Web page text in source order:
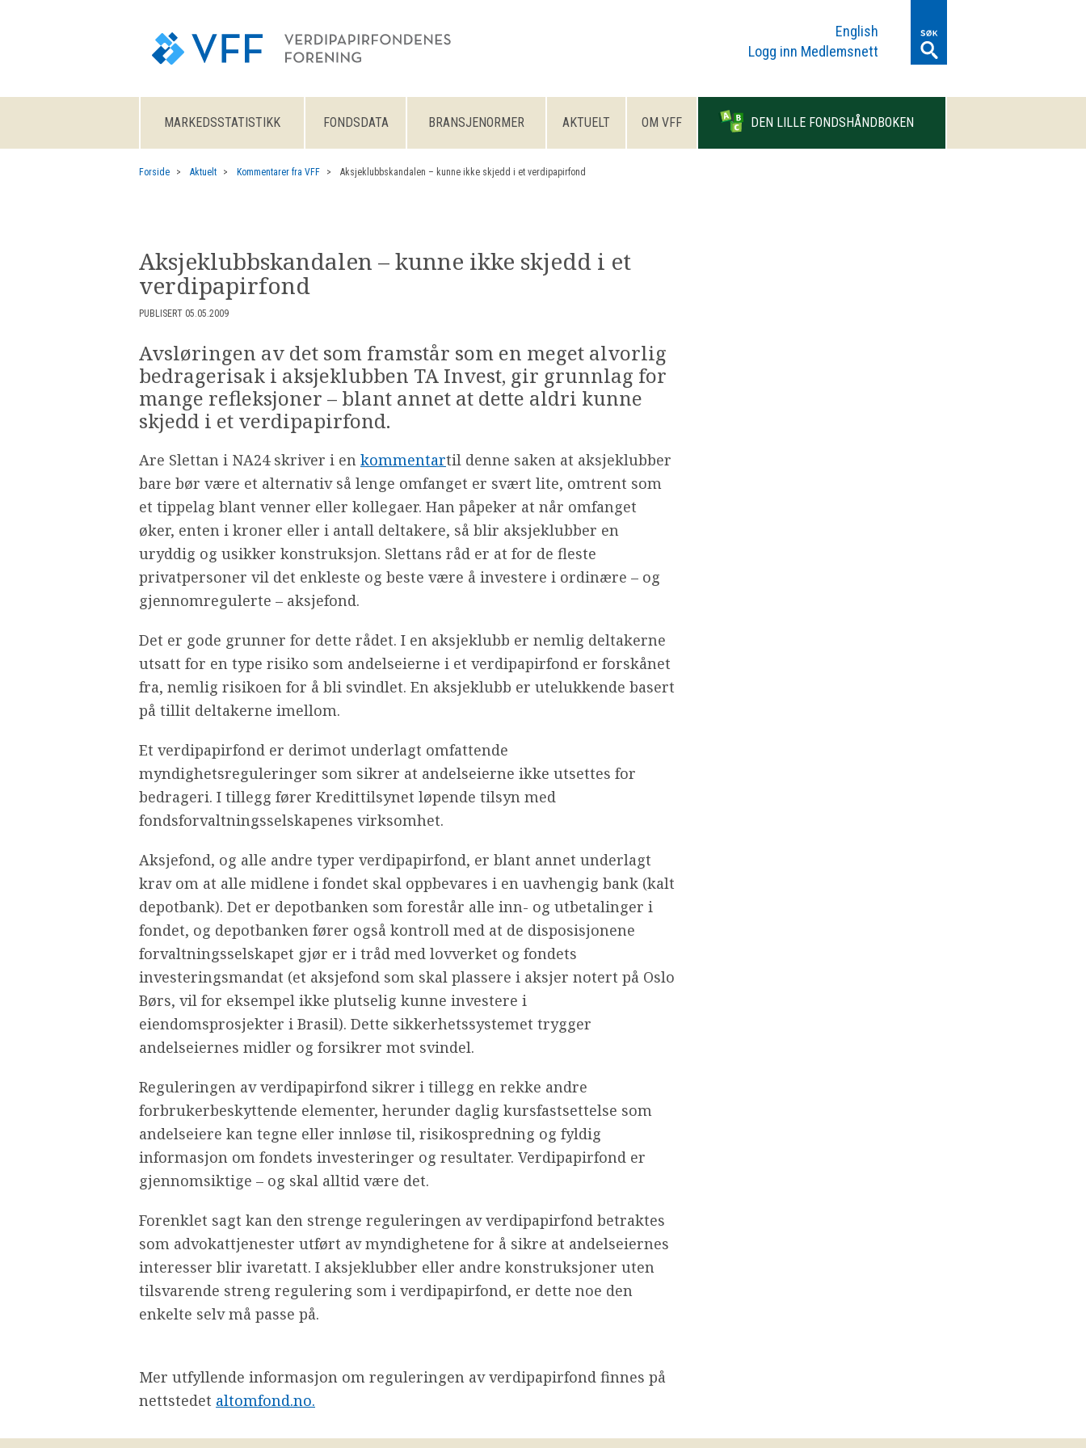
English
Logg inn Medlemsnett
MARKEDSSTATISTIKK FONDSDATA BRANSJENORMER AKTUELT OM VFF DEN LILLE FONDSHÅNDBOKEN
Forside Aktuelt Kommentarer fra VFF Aksjeklubbskandalen – kunne ikke skjedd i et verdipapirfond
Aksjeklubbskandalen – kunne ikke skjedd i et
verdipapirfond
PUBLISERT 05.05.2009
Avsløringen av det som framstår som en meget alvorlig
bedragerisak i aksjeklubben TA Invest, gir grunnlag for
mange refleksjoner – blant annet at dette aldri kunne
skjedd i et verdipapirfond.
Are Slettan i NA24 skriver i en kommentartil denne saken at aksjeklubber
bare bør være et alternativ så lenge omfanget er svært lite, omtrent som
et tippelag blant venner eller kollegaer. Han påpeker at når omfanget
øker, enten i kroner eller i antall deltakere, så blir aksjeklubber en
uryddig og usikker konstruksjon. Slettans råd er at for de fleste
privatpersoner vil det enkleste og beste være å investere i ordinære – og
gjennomregulerte – aksjefond.
Det er gode grunner for dette rådet. I en aksjeklubb er nemlig deltakerne
utsatt for en type risiko som andelseierne i et verdipapirfond er forskånet
fra, nemlig risikoen for å bli svindlet. En aksjeklubb er utelukkende basert
på tillit deltakerne imellom.
Et verdipapirfond er derimot underlagt omfattende
myndighetsreguleringer som sikrer at andelseierne ikke utsettes for
bedrageri. I tillegg fører Kredittilsynet løpende tilsyn med
fondsforvaltningsselskapenes virksomhet.
Aksjefond, og alle andre typer verdipapirfond, er blant annet underlagt
krav om at alle midlene i fondet skal oppbevares i en uavhengig bank (kalt
depotbank). Det er depotbanken som forestår alle inn- og utbetalinger i
fondet, og depotbanken fører også kontroll med at de disposisjonene
forvaltningsselskapet gjør er i tråd med lovverket og fondets
investeringsmandat (et aksjefond som skal plassere i aksjer notert på Oslo
Børs, vil for eksempel ikke plutselig kunne investere i
eiendomsprosjekter i Brasil). Dette sikkerhetssystemet trygger
andelseiernes midler og forsikrer mot svindel.
Reguleringen av verdipapirfond sikrer i tillegg en rekke andre
forbrukerbeskyttende elementer, herunder daglig kursfastsettelse som
andelseiere kan tegne eller innløse til, risikospredning og fyldig
informasjon om fondets investeringer og resultater. Verdipapirfond er
gjennomsiktige – og skal alltid være det.
Forenklet sagt kan den strenge reguleringen av verdipapirfond betraktes
som advokattjenester utført av myndighetene for å sikre at andelseiernes
interesser blir ivaretatt. I aksjeklubber eller andre konstruksjoner uten
tilsvarende streng regulering som i verdipapirfond, er dette noe den
enkelte selv må passe på.
Mer utfyllende informasjon om reguleringen av verdipapirfond finnes på
nettstedet altomfond.no.